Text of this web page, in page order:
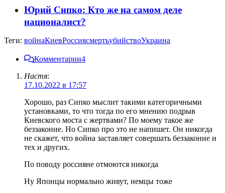
Юрий Сипко: Кто же на самом деле
националист?
Теги: войнаКиевРоссиясмертьубийствоУкраина
Комментарии4
Настя:
17.10.2022 в 17:57
Хорошо, раз Сипко мыслит такими категоричными
установками, то что тогда по его мнению подрыв
Киевского моста с жертвами? По моему такое же
беззаконие. Но Сипко про это не напишет. Он никогда
не скажет, что война заставляет совершать беззаконие и
тех и других.
По поводу россияне отмоются никогда
Ну Японцы нормально живут, немцы тоже